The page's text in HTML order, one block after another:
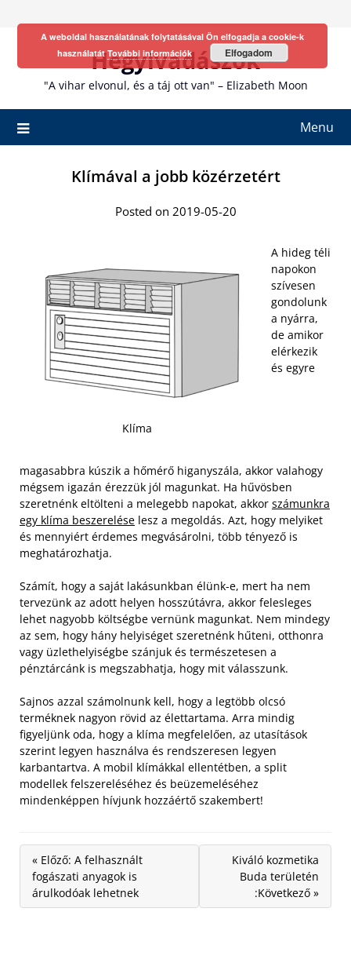
Hegyivadászok
"A vihar elvonul, és a táj ott van" – Elizabeth Moon
Menu
Klímával a jobb közérzetért
Posted on 2019-05-20
Klíma
A hideg téli
napokon
szívesen
gondolunk
a nyárra,
de amikor
elérkezik
és egyre
magasabbra kúszik a hőmérő higanyszála, akkor valahogy
mégsem igazán érezzük jól magunkat. Ha hűvösben
szeretnénk eltölteni a melegebb napokat, akkor számunkra
egy klíma beszerelése lesz a megoldás. Azt, hogy melyiket
és mennyiért érdemes megvásárolni, több tényező is
meghatározhatja.
Számít, hogy a saját lakásunkban élünk-e, mert ha nem
tervezünk az adott helyen hosszútávra, akkor felesleges
lehet nagyobb költségbe vernünk magunkat. Nem mindegy
az sem, hogy hány helyiséget szeretnénk hűteni, otthonra
vagy üzlethelyiségbe szánjuk és természetesen a
pénztárcánk is megszabhatja, hogy mit válasszunk.
Sajnos azzal számolnunk kell, hogy a legtöbb olcsó
terméknek nagyon rövid az élettartama. Arra mindig
figyeljünk oda, hogy a klíma megfelelően, az utasítások
szerint legyen használva és rendszeresen legyen
karbantartva. A mobil klímákkal ellentétben, a split
modellek felszereléséhez és beüzemeléséhez
mindenképpen hívjunk hozzáértő szakembert!
« Előző: A felhasznált
fogászati anyagok is
árulkodóak lehetnek
Kiváló kozmetika
Buda területén
:Következő »
A weboldal használatának folytatásával Ön elfogadja a cookie-k
használatátTovábbi információk Elfogadom